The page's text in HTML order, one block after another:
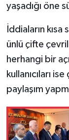
yaşadığı öne
İddiaların
ünlü çifte
herhangi bir
kullanıcıları
paylaşım